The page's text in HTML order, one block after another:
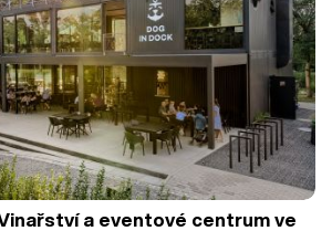
a eventové centrum ve